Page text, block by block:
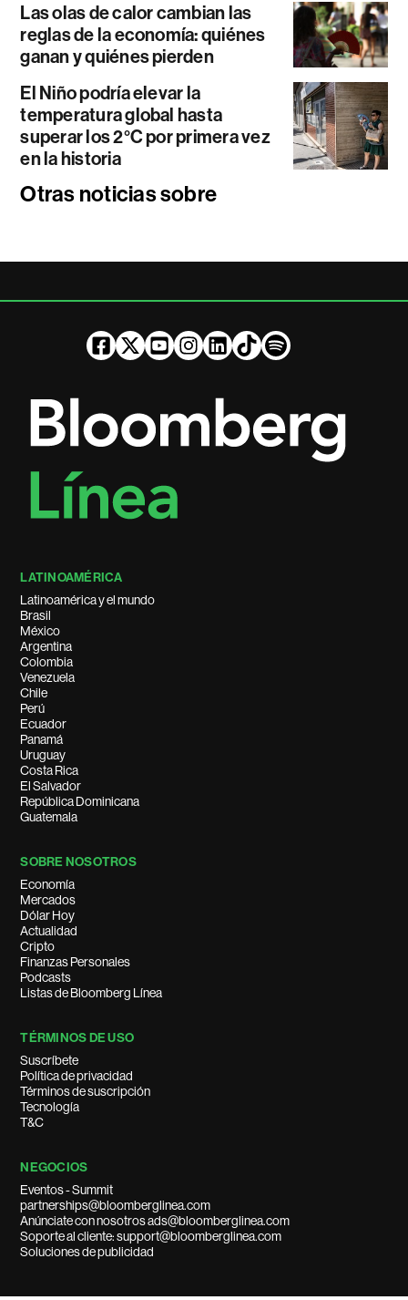
Las olas de calor cambian las
reglas de la economía: quiénes
ganan y quiénes pierden
El Niño podría elevar la
temperatura global hasta
superar los 2°C por primera vez
en la historia
Otras noticias sobre
LATINOAMÉRICA
Latinoamérica y el mundo
Brasil
México
Argentina
Colombia
Venezuela
Chile
Perú
Ecuador
Panamá
Uruguay
Costa Rica
El Salvador
República Dominicana
Guatemala
SOBRE NOSOTROS
Economía
Mercados
Dólar Hoy
Actualidad
Cripto
Finanzas Personales
Podcasts
Listas de Bloomberg Línea
TÉRMINOS DE USO
Suscríbete
Política de privacidad
Términos de suscripción
Tecnología
T&C
NEGOCIOS
Eventos - Summit
partnerships@bloomberglinea.com
Anúnciate con nosotros ads@bloomberglinea.com
Soporte al cliente: support@bloomberglinea.com
Soluciones de publicidad